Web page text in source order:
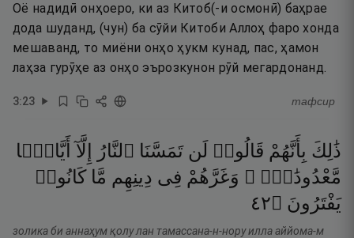
Оё надидӣ онҳоеро, ки аз Китоб(-и осмонӣ) баҳрае
дода шуданд, (чун) ба сӯйи Китоби Аллоҳ фаро хонда
мешаванд, то миёни онҳо ҳукм кунад, пас, ҳамон
лаҳза гурӯҳе аз онҳо эърозкунон рӯй мегардонанд.
3:23 тафсир
ذَٰلِكَ بِأَنَّهُمْ قَالُوا۟ لَن تَمَسَّنَا ٱلنَّارُ إِلَّآ أَيَّامًۭا
مَّعْدُودَٰتٍۢ ۖ وَغَرَّهُمْ فِى دِينِهِم مَّا كَانُوا۟
يَفْتَرُونَ ۝٢٤
золика би аннаҳум қолу лан тамассана-н-нору илла аййома-м